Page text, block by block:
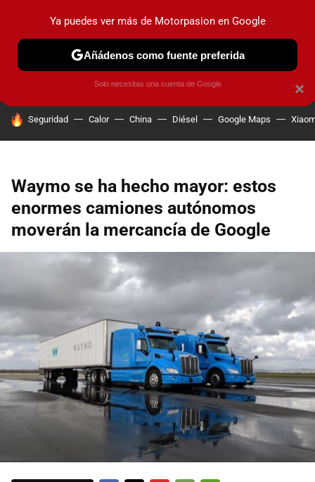
PRUEBAS COCHES ELÉCTRICOS OBSERVATORIO
HOY SE HABLA DE
Seguridad Calor China Diésel Google Maps
Waymo se ha hecho mayor: estos
enormes camiones autónomos
moverán la mercancía de Google
×
Ya puedes ver más de Motorpasion en Google
Añádenos como fuente preferida
Solo necesitas una cuenta de Google